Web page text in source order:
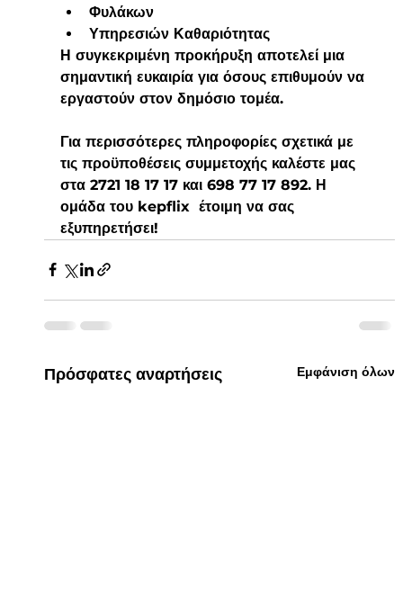
Φυλάκων
Υπηρεσιών Καθαριότητας
Η συγκεκριμένη προκήρυξη αποτελεί μια
σημαντική ευκαιρία για όσους επιθυμούν να
εργαστούν στον δημόσιο τομέα.
Για περισσότερες πληροφορίες σχετικά με
τις προϋποθέσεις συμμετοχής καλέστε μας
στα 2721 18 17 17 και 698 77 17 892. Η
ομάδα του kepflix  έτοιμη να σας
εξυπηρετήσει!
Πρόσφατες αναρτήσεις Εμφάνιση όλων